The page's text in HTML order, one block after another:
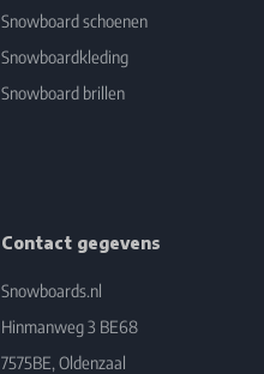
Snowboard schoenen
Snowboardkleding
Snowboard brillen
Contact gegevens
Snowboards.nl
Hinmanweg 3 BE68
7575BE, Oldenzaal